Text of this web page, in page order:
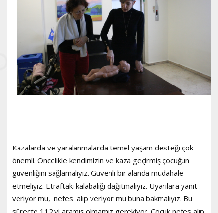
Kazalarda ve yaralanmalarda temel yaşam desteği çok
önemli. Öncelikle kendimizin ve kaza geçirmiş çocuğun
güvenliğini sağlamalıyız. Güvenli bir alanda müdahale
etmeliyiz. Etraftaki kalabalığı dağıtmalıyız. Uyarılara yanıt
veriyor mu, nefes alıp veriyor mu buna bakmalıyız. Bu